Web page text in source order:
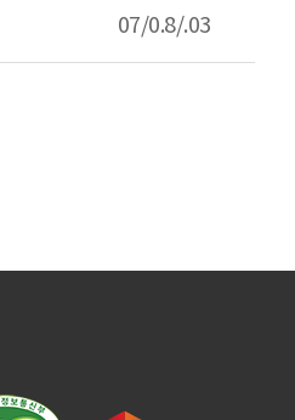
07/0.8/.03